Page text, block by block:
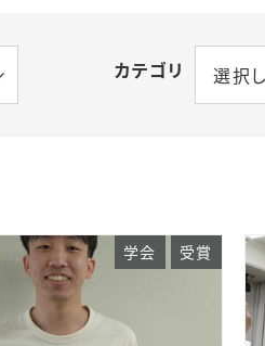
カテゴリ 選択
学会 受賞